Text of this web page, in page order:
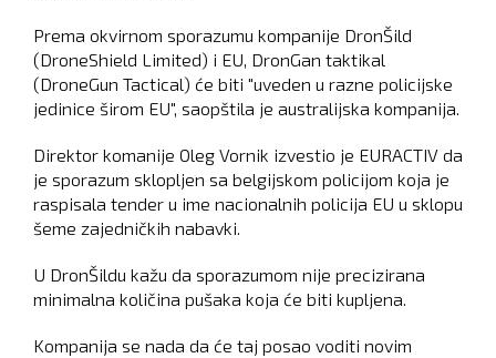
Prema okvirnom sporazumu kompanije DronŠild
(DroneShield Limited) i EU, DronGan taktikal
(DroneGun Tactical) će biti "uveden u razne policijske
jedinice širom EU", saopštila je australijska kompanija.
Direktor komanije Oleg Vornik izvestio je EURACTIV da
je sporazum sklopljen sa belgijskom policijom koja je
raspisala tender u ime nacionalnih policija EU u sklopu
šeme zajedničkih nabavki.
U DronŠildu kažu da sporazumom nije precizirana
minimalna količina pušaka koja će biti kupljena.
Kompanija se nada da će taj posao voditi novim